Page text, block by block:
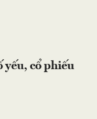
yếu, cổ phiếu